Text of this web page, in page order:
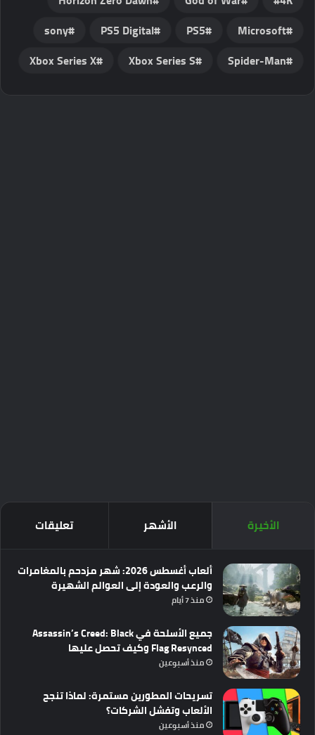
Microsoft
PS5
PS5 Digital
sony
Spider-Man
Xbox Series S
Xbox Series X
الأخيرة الأشهر تعليقات
ألعاب أغسطس 2026: شهر مزدحم بالمغامرات
والرعب والعودة إلى العوالم الشهيرة
منذ 7 أيام
جميع الأسلحة في Assassin’s Creed: Black
Flag Resynced وكيف تحصل عليها
منذ أسبوعين
تسريحات المطورين مستمرة: لماذا تنجح
الألعاب وتفشل الشركات؟
منذ أسبوعين